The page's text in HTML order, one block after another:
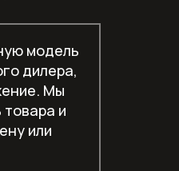
модель
дилера,
Мы
и
или